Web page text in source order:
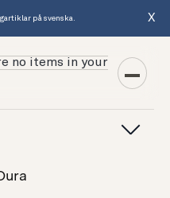
på svenska. X
no items in your